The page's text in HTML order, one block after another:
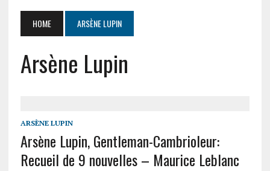
HOME ARSÈNE LUPIN
Arsène Lupin
ARSÈNE LUPIN
Arsène Lupin, Gentleman-Cambrioleur:
Recueil de 9 nouvelles – Maurice Leblanc